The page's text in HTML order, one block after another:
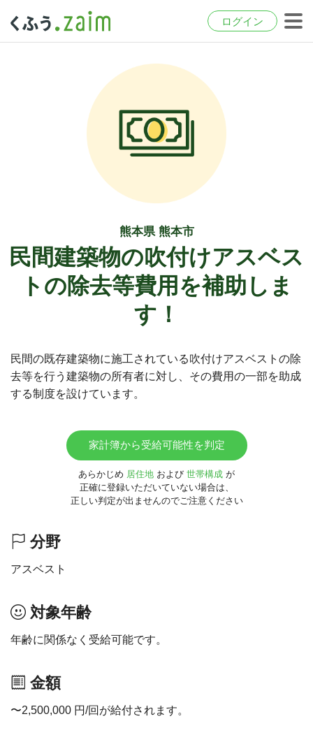
ログイン
熊本県 熊本市
民間建築物の吹付けアスベス
トの除去等費用を補助しま
す！
民間の既存建築物に施工されている吹付けアスベストの除
去等を行う建築物の所有者に対し、その費用の一部を助成
する制度を設けています。
家計簿から受給可能性を判定
あらかじめ 居住地 および 世帯構成 が
正確に登録いただいていない場合は、
正しい判定が出ませんのでご注意ください
分野
アスベスト
対象年齢
年齢に関係なく受給可能です。
金額
〜2,500,000 円/回が給付されます。